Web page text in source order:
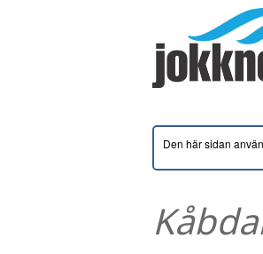
Den här sidan